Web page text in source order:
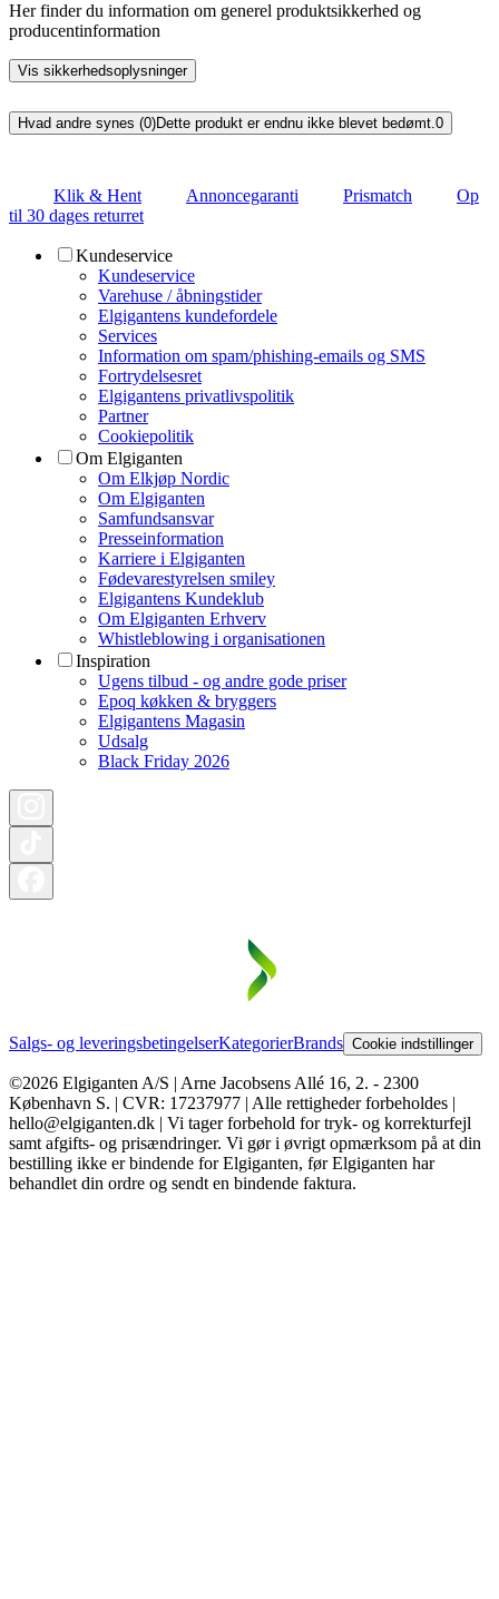
Her finder du information om generel produktsikkerhed og
producentinformation
Vis sikkerhedsoplysninger
Hvad andre synes (0)Dette produkt er endnu ikke blevet bedømt.0
Klik & Hent Annoncegaranti Prismatch
Op
til 30 dages returret
Kundeservice
Kundeservice
Varehuse / åbningstider
Elgigantens kundefordele
Services
Information om spam/phishing-emails og SMS
Fortrydelsesret
Elgigantens privatlivspolitik
Partner
Cookiepolitik
Om Elgiganten
Om Elkjøp Nordic
Om Elgiganten
Samfundsansvar
Presseinformation
Karriere i Elgiganten
Fødevarestyrelsen smiley
Elgigantens Kundeklub
Om Elgiganten Erhverv
Whistleblowing i organisationen
Inspiration
Ugens tilbud - og andre gode priser
Epoq køkken & bryggers
Elgigantens Magasin
Udsalg
Black Friday 2026
Salgs- og leveringsbetingelserKategorierBrands Cookie indstillinger
©2026 Elgiganten A/S | Arne Jacobsens Allé 16, 2. - 2300
København S. | CVR: 17237977 | Alle rettigheder forbeholdes |
hello@elgiganten.dk | Vi tager forbehold for tryk- og korrekturfejl
samt afgifts- og prisændringer. Vi gør i øvrigt opmærksom på at din
bestilling ikke er bindende for Elgiganten, før Elgiganten har
behandlet din ordre og sendt en bindende faktura.